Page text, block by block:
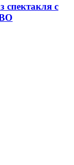
спектакля с